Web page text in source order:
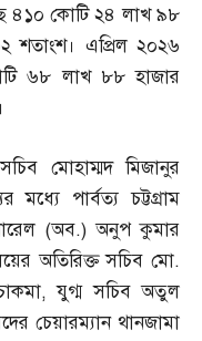
৪১০ কোটি ২৪ লাখ ৯৮
শতাংশ। এপ্রিল ২০২৬
৬৮ লাখ ৮৮ হাজার
সচিব মোহাম্মদ মিজানুর
মধ্যে পার্বত্য চট্টগ্রাম
(অব.)অনুপ কুমার
অতিরিক্ত সচিব মো.
,যুগ্ম সচিব অতুল
চেয়ারম্যান থানজামা